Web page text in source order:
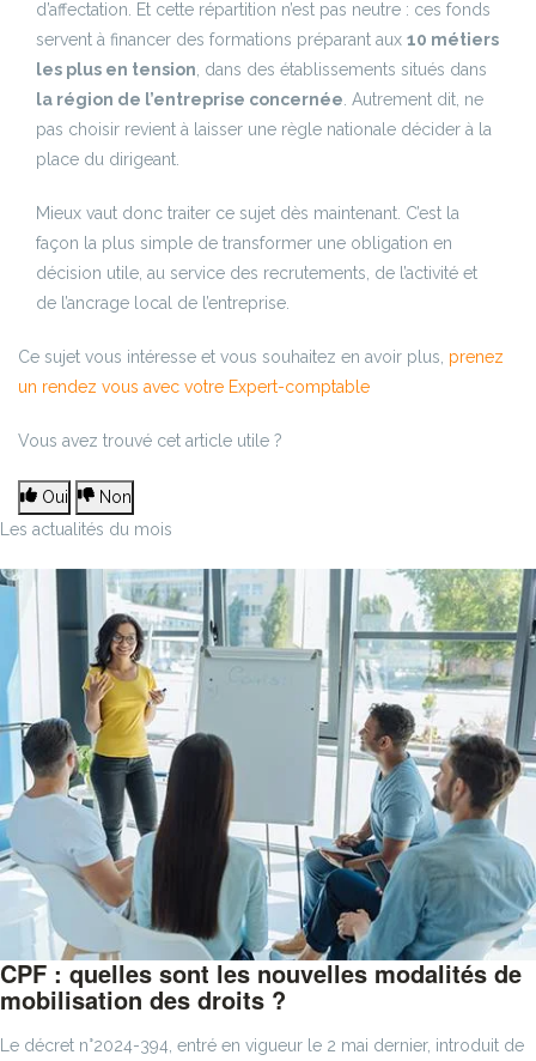
d’affectation. Et cette répartition n’est pas neutre : ces fonds
servent à financer des formations préparant aux 10 métiers
les plus en tension, dans des établissements situés dans
la région de l’entreprise concernée. Autrement dit, ne
pas choisir revient à laisser une règle nationale décider à la
place du dirigeant.
Mieux vaut donc traiter ce sujet dès maintenant. C’est la
façon la plus simple de transformer une obligation en
décision utile, au service des recrutements, de l’activité et
de l’ancrage local de l’entreprise.
Ce sujet vous intéresse et vous souhaitez en avoir plus, prenez
un rendez vous avec votre Expert-comptable
Vous avez trouvé cet article utile ?
Oui
Non
Les actualités du mois
CPF : quelles sont les nouvelles modalités de
mobilisation des droits ?
Le décret n°2024-394, entré en vigueur le 2 mai dernier, introduit de